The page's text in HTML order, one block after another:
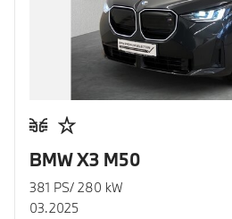
BMW X3 M50
381 PS/ 280 kW
03.2025